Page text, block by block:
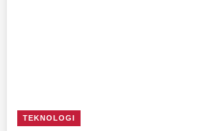
TEKNOLOGI